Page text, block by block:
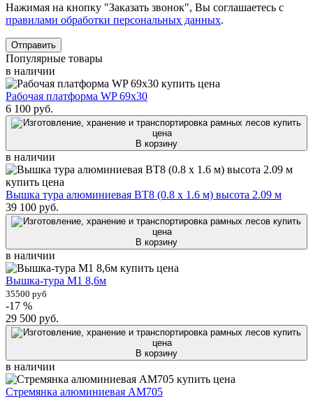
Нажимая на кнопку "Заказать звонок", Вы соглашаетесь с
правилами обработки персональных данных.
Отправить
Популярные товары
в наличии
Рабочая платформа WP 69x30
6 100 руб.
В корзину
в наличии
Вышка тура алюминиевая ВТ8 (0.8 х 1.6 м) высота 2.09 м
39 100 руб.
В корзину
в наличии
Вышка-тура М1 8,6м
35500 руб
-17 %
29 500 руб.
В корзину
в наличии
Стремянка алюминиевая AM705